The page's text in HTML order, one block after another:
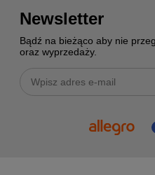
Newsletter
Bądź na bieżąco aby nie
oraz wyprzedaży.